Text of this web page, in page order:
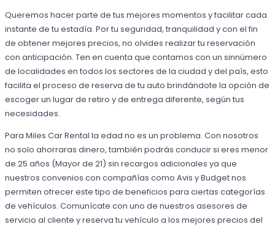
Queremos hacer parte de tus mejores momentos y facilitar cada
instante de tu estadía. Por tu seguridad, tranquilidad y con el fin
de obtener mejores precios, no olvides realizar tu reservación
con anticipación. Ten en cuenta que contamos con un sinnúmero
de localidades en todos los sectores de la ciudad y del país, esto
facilita el proceso de reserva de tu auto brindándote la opción de
escoger un lugar de retiro y de entrega diferente, según tus
necesidades.
Para Miles Car Rental la edad no es un problema. Con nosotros
no solo ahorraras dinero, también podrás conducir si eres menor
de 25 años (Mayor de 21) sin recargos adicionales ya que
nuestros convenios con compañías como Avis y Budget nos
permiten ofrecer este tipo de beneficios para ciertas categorías
de vehículos. Comunícate con uno de nuestros asesores de
servicio al cliente y reserva tu vehículo a los mejores precios del